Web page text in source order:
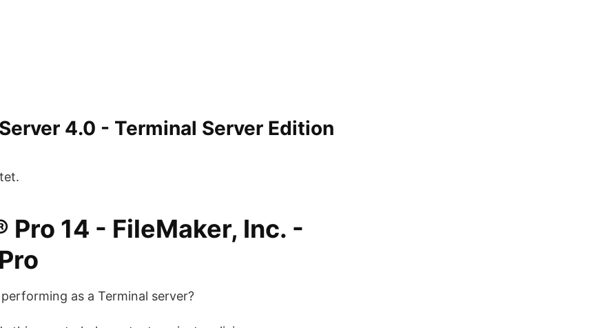
4.0 - Terminal Server Edition
Pro 14 - FileMaker, Inc. -
as a Terminal server?